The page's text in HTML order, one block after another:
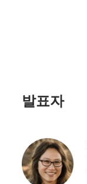
발표자